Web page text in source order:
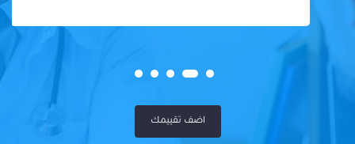
اضف تقييمك